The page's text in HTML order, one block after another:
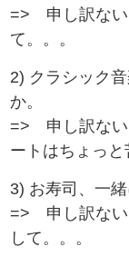
=> 申し訳ない
て。。。
2) クラシック
か。
=> 申し訳ない
ートはちょっと
3) お寿司、一
=> 申し訳ない
して。。。